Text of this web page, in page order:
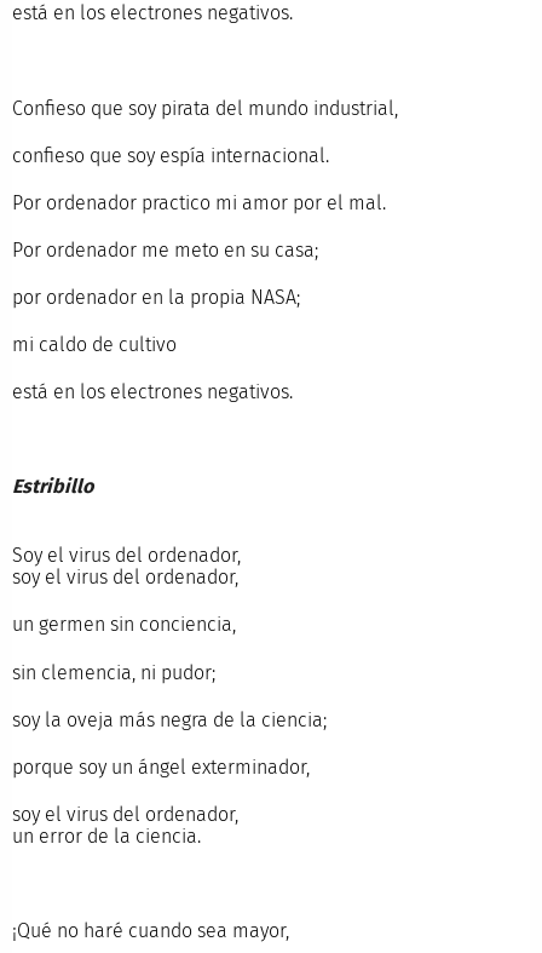
está en los electrones negativos.
Confieso que soy pirata del mundo industrial,
confieso que soy espía internacional.
Por ordenador practico mi amor por el mal.
Por ordenador me meto en su casa;
por ordenador en la propia NASA;
mi caldo de cultivo
está en los electrones negativos.
Estribillo
Soy el virus del ordenador,
soy el virus del ordenador,
un germen sin conciencia,
sin clemencia, ni pudor;
soy la oveja más negra de la ciencia;
porque soy un ángel exterminador,
soy el virus del ordenador,
un error de la ciencia.
¡Qué no haré cuando sea mayor,